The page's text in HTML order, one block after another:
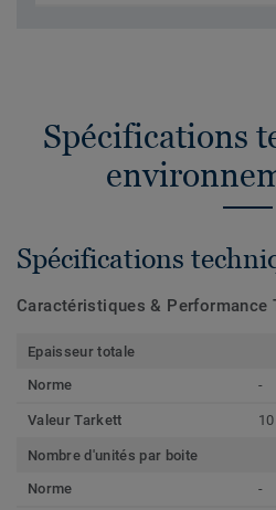
Spécifications
Spécifications
Caractéristiques & Performance
Epaisseur totale
Norme
-
Valeur Tarkett
Nombre d'unités par boite
Norme
-